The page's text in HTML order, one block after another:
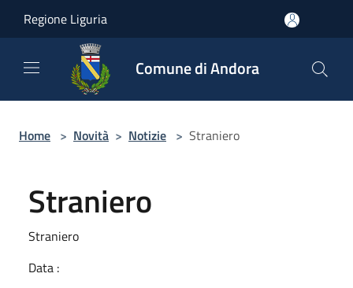
Regione Liguria
Comune di Andora
Home > Novità > Notizie > Straniero
Straniero
Straniero
Data :